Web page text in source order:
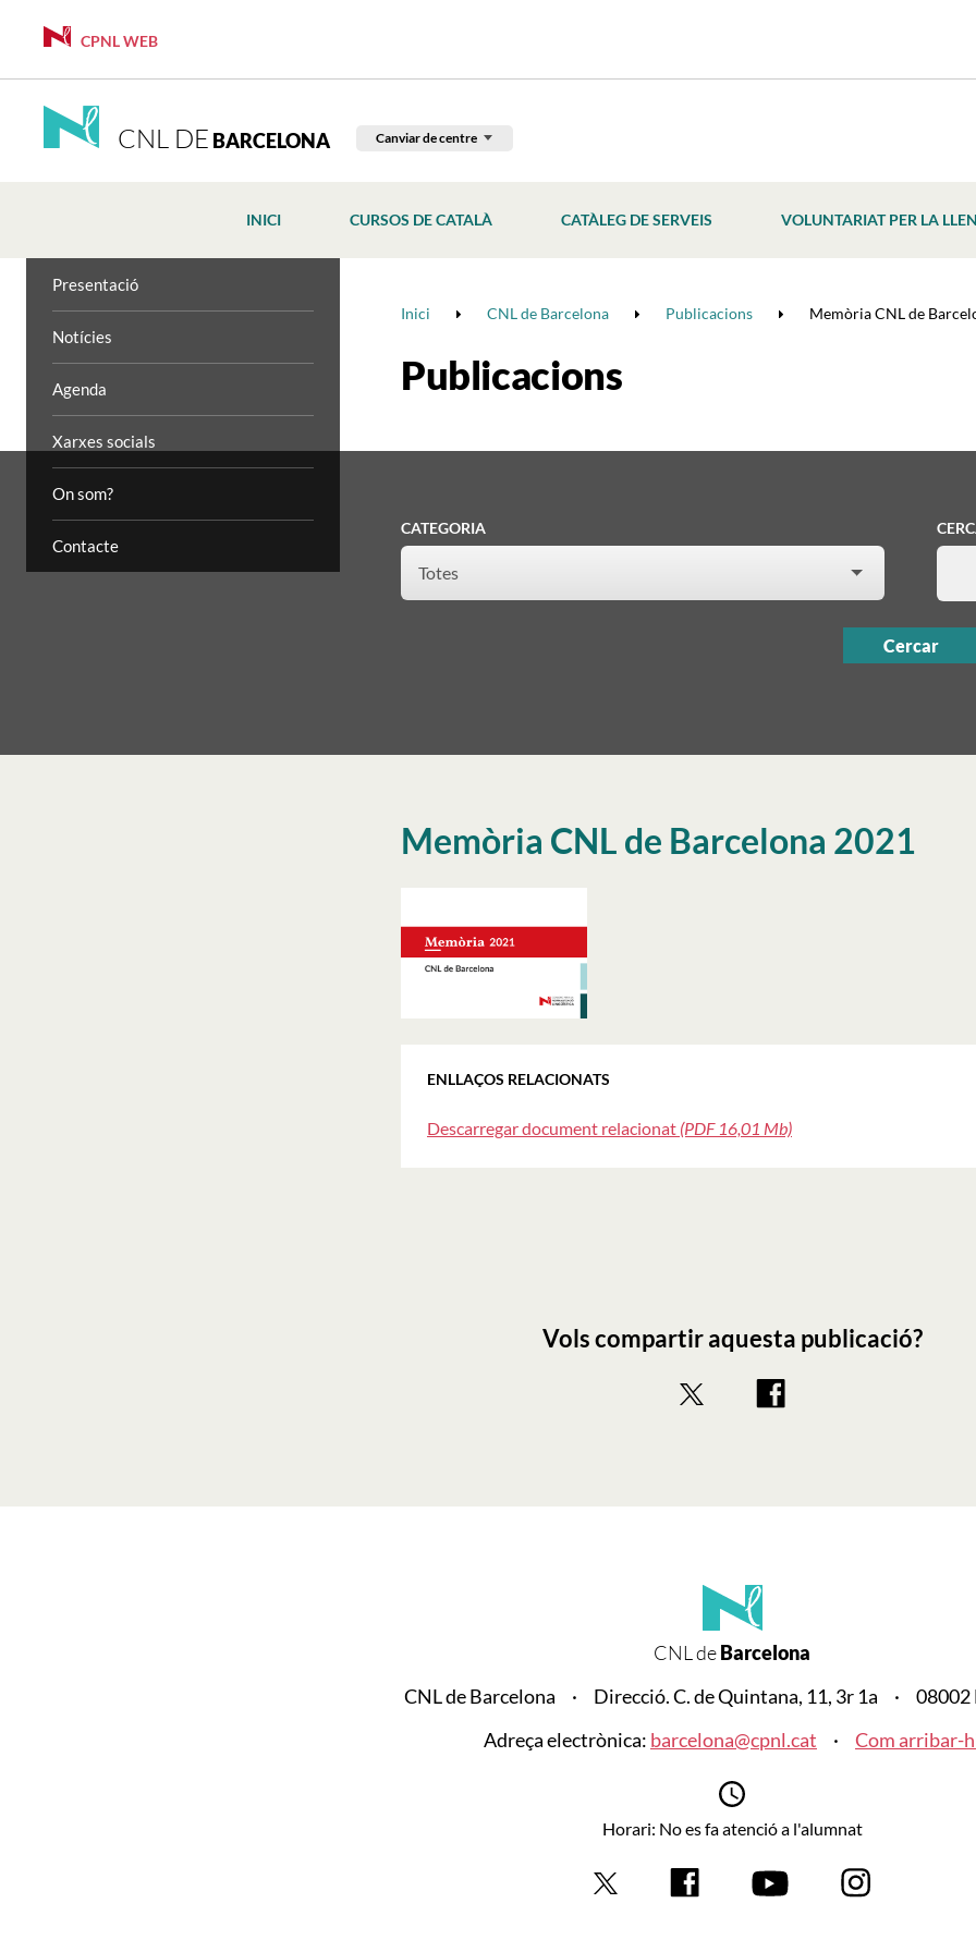
CPNL WEB
CNL DE BARCELONA Canviar de centre
INICI CURSOS DE CATALÀ CATÀLEG DE SERVEIS VOLUNTARIAT PER LA
Presentació
Notícies
Agenda
Xarxes socials
On som?
Contacte
Inici CNL de Barcelona Publicacions Memòria CNL de
Publicacions
CATEGORIA
Memòria CNL de Barcelona 2021
ENLLAÇOS RELACIONATS
Descarregar document relacionat (PDF 16,01 Mb)
Vols compartir aquesta publicació?
CNL deBarcelona
CNL de Barcelona
Direcció. C. de Quintana, 11, 3r 1a
08002
Adreça electrònica: barcelona@cpnl.cat Com arribar-
Horari: No es fa atenció a l'alumnat